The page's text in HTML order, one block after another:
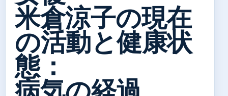
米倉涼子の現在
の活動と健康状
態：